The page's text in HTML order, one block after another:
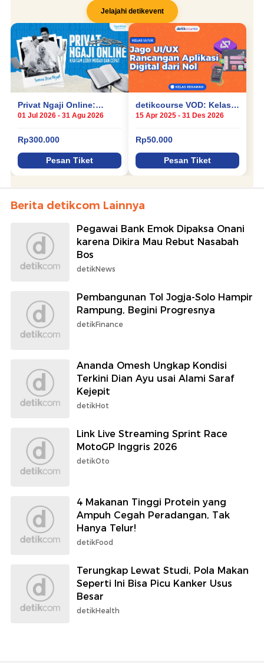
Berita detikcom Lainnya
Pegawai Bank Emok Dipaksa Onani
karena Dikira Mau Rebut Nasabah
Bos
detikNews
Pembangunan Tol Jogja-Solo Hampir
Rampung, Begini Progresnya
detikFinance
Ananda Omesh Ungkap Kondisi
Terkini Dian Ayu usai Alami Saraf
Kejepit
detikHot
Link Live Streaming Sprint Race
MotoGP Inggris 2026
detikOto
4 Makanan Tinggi Protein yang
Ampuh Cegah Peradangan, Tak
Hanya Telur!
detikFood
Terungkap Lewat Studi, Pola Makan
Seperti Ini Bisa Picu Kanker Usus
Besar
detikHealth